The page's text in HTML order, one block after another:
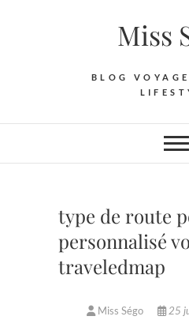
Miss
BLOG
type de route
personnalisé
traveledmap
Miss Ségo 25